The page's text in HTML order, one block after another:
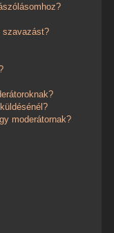
szavazást?
moderátornak?